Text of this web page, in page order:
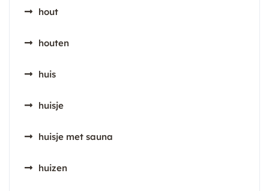
hout
houten
huis
huisje
huisje met sauna
huizen